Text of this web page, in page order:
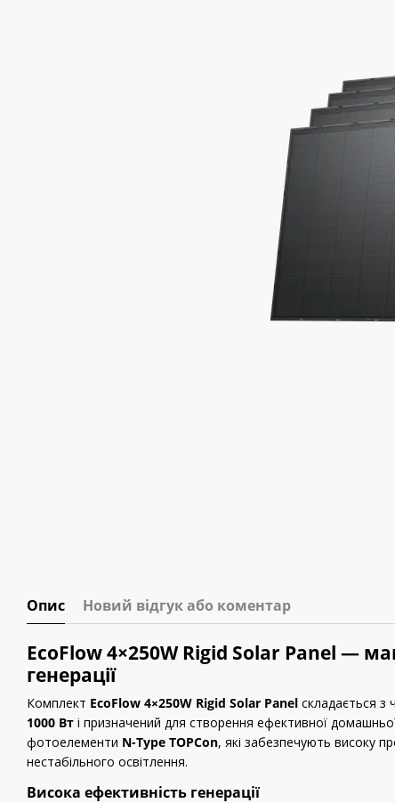
Опис Новий відгук або коментар
EcoFlow 4×250W Rigid Solar Panel —
генерації
Комплект EcoFlow 4×250W Rigid Solar Panel складається
1000 Вт і призначений для створення ефективної
фотоелементи N-Type TOPCon, які забезпечують високу
нестабільного освітлення.
Висока ефективність генерації